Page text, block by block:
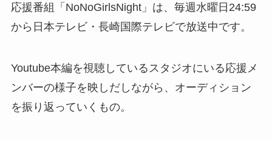
応援番組「NoNoGirlsNight」は、毎週水曜日24:59
から日本テレビ・長崎国際テレビで放送中です。
Youtube本編を視聴しているスタジオにいる応援メ
ンバーの様子を映しだしながら、オーディション
を振り返っていくもの。